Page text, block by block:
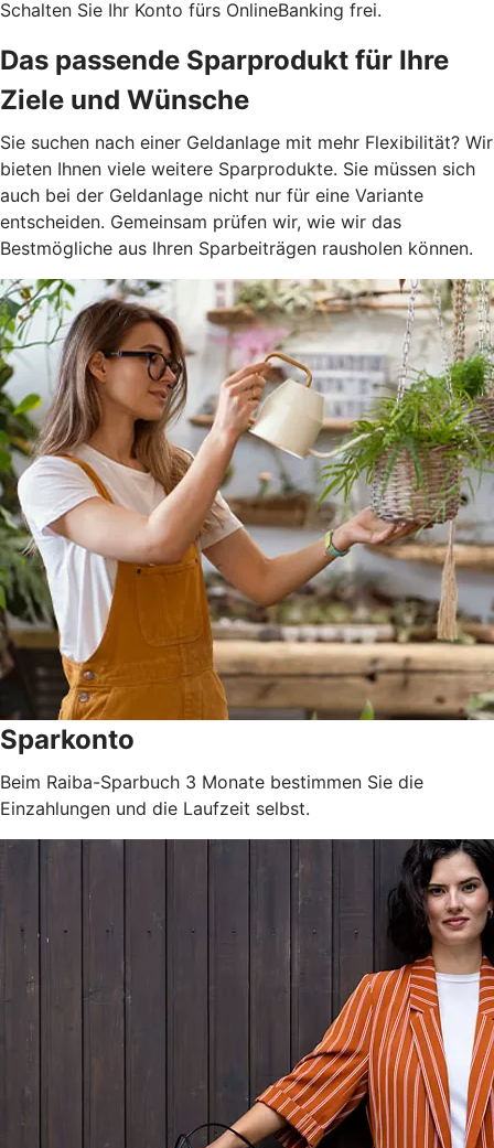
Schalten Sie Ihr Konto fürs OnlineBanking frei.
Das passende Sparprodukt für Ihre
Ziele und Wünsche
Sie suchen nach einer Geldanlage mit mehr Flexibilität? Wir
bieten Ihnen viele weitere Sparprodukte. Sie müssen sich
auch bei der Geldanlage nicht nur für eine Variante
entscheiden. Gemeinsam prüfen wir, wie wir das
Bestmögliche aus Ihren Sparbeiträgen rausholen können.
Sparkonto
Beim Raiba-Sparbuch 3 Monate bestimmen Sie die
Einzahlungen und die Laufzeit selbst.